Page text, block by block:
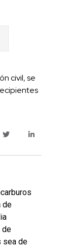
civil, se
de
de
sea de